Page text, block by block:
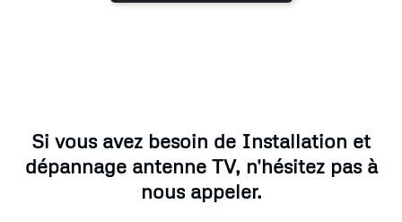
Si vous avez besoin de Installation et
dépannage antenne TV, n'hésitez pas à
nous appeler.